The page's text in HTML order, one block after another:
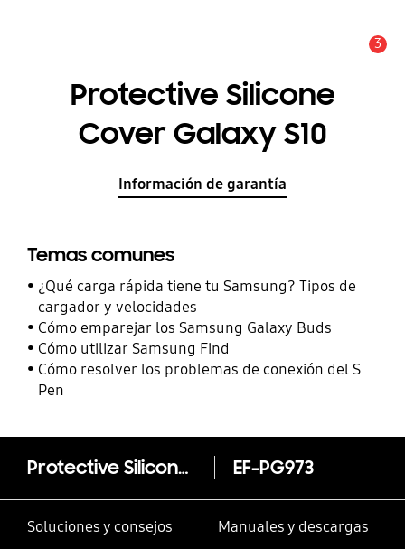
3
Protective Silicone
Cover Galaxy S10
Información de garantía
Temas comunes
¿Qué carga rápida tiene tu Samsung? Tipos de
cargador y velocidades
Cómo emparejar los Samsung Galaxy Buds
Cómo utilizar Samsung Find
Cómo resolver los problemas de conexión del S
Pen
Protective Silicone Cover Galaxy S10 EF-PG973
Soluciones y consejos Manuales y descargas